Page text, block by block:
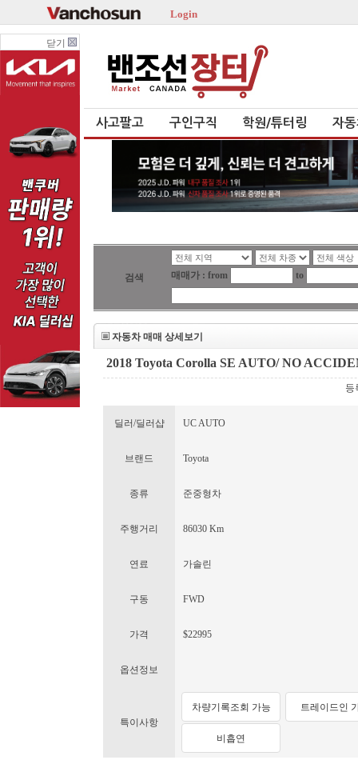
Login
닫기
사고팔고 구인구직 학원/튜터링 자
검색 매매가 : from to
자동차 매매 상세보기
2018 Toyota Corolla SE AUTO/ NO
등
딜러/딜러샵 UC AUTO
브랜드 Toyota
종류 준중형차
주행거리 86030 Km
연료 가솔린
구동 FWD
가격 $22995
옵션정보
특이사항
차량기록조회 가능 트레이드인
비흡연